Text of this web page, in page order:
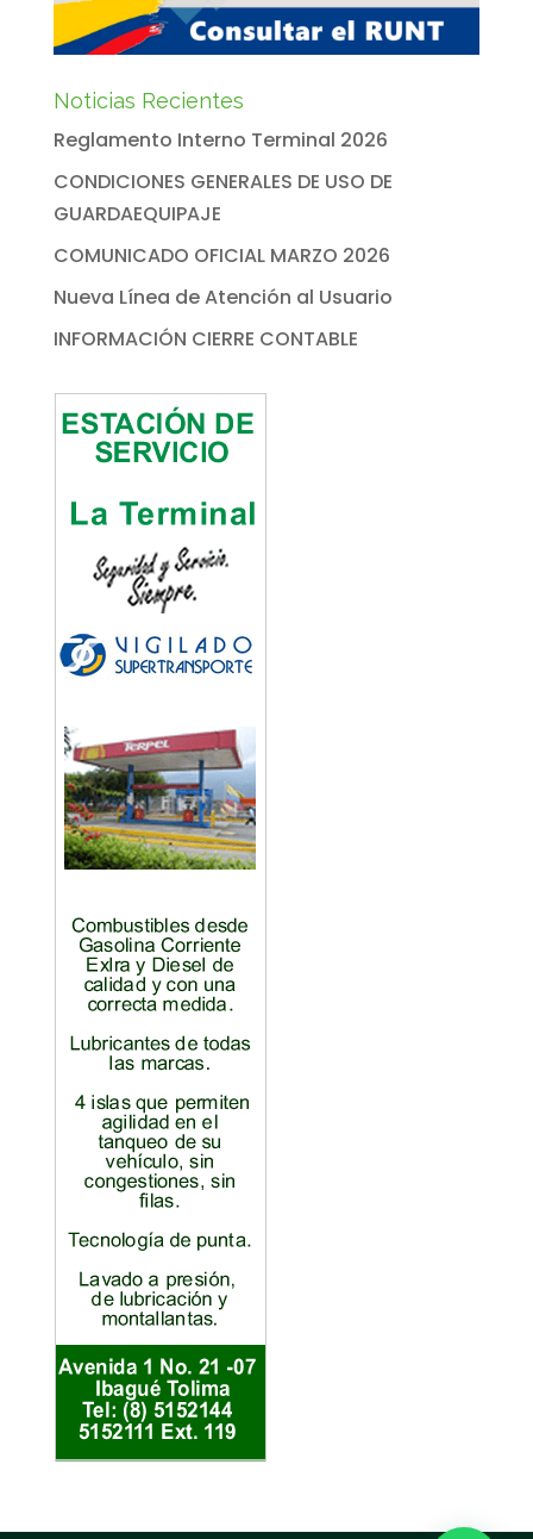
Noticias Recientes
Reglamento Interno Terminal 2026
CONDICIONES GENERALES DE USO DE
GUARDAEQUIPAJE
COMUNICADO OFICIAL MARZO 2026
Nueva Línea de Atención al Usuario
INFORMACIÓN CIERRE CONTABLE